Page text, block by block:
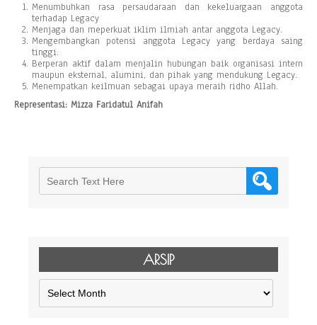
Menumbuhkan rasa persaudaraan dan kekeluargaan anggota
terhadap Legacy
Menjaga dan meperkuat iklim ilmiah antar anggota Legacy.
Mengembangkan potensi anggota Legacy yang berdaya saing
tinggi.
Berperan aktif dalam menjalin hubungan baik organisasi intern
maupun eksternal, alumini, dan pihak yang mendukung Legacy.
Menempatkan keilmuan sebagai upaya meraih ridho Allah.
Representasi: Mizza Faridatul Anifah
ARSIP
Arsip